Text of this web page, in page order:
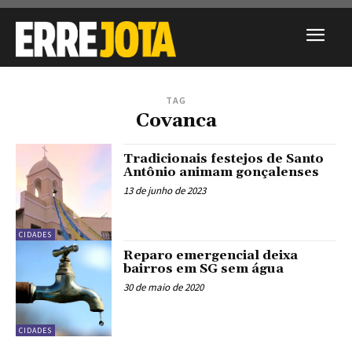
TAG
Covanca
CIDADES
Tradicionais festejos de Santo
Antônio animam gonçalenses
13 de junho de 2023
CIDADES
Reparo emergencial deixa
bairros em SG sem água
30 de maio de 2020